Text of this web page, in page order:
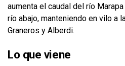
aumenta el caudal del río
río abajo, manteniendo en vilo a
Graneros y Alberdi.
Lo que viene